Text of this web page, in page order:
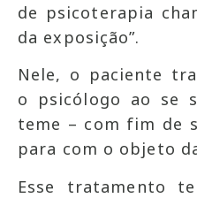
de psicoterapia
da exposição”.
Nele, o paciente
o psicólogo ao se
teme – com fim de
para com o objeto
Esse tratamento